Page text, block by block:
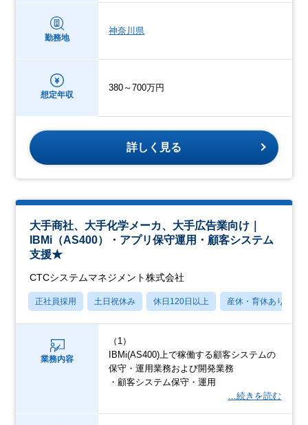
勤務地
神奈川県
想定年収
380～700万円
詳しく見る
大手商社、大手化学メーカ、大手広告業向け｜
IBMi（AS400）・アプリ保守運用・顧客システム
支援★
CTCシステムマネジメント株式会社
正社員採用 土日祝休み 休日120日以上 産休・育休あり
業務内容
（1）
IBMi(AS400)上で稼働する顧客システムの
保守・運用業務および開発業務
・顧客システム保守・運用
…続きを読む